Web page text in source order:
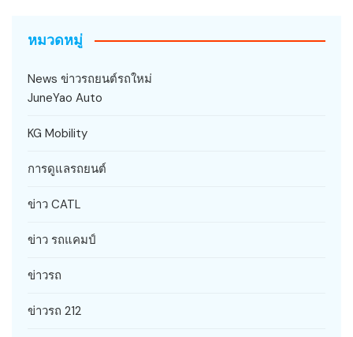
หมวดหมู่
News ข่าวรถยนต์รถใหม่
JuneYao Auto
KG Mobility
การดูแลรถยนต์
ข่าว CATL
ข่าว รถแคมป์
ข่าวรถ
ข่าวรถ 212